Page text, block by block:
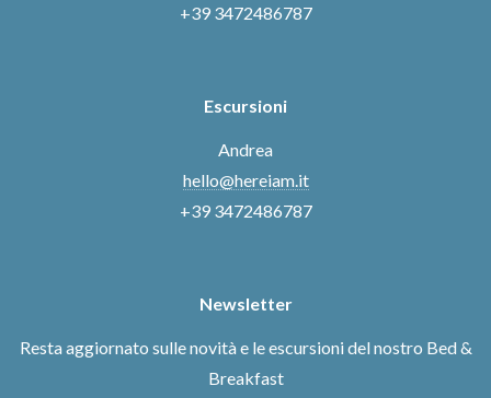
+39 3472486787
Escursioni
Andrea
hello@hereiam.it
+39 3472486787
Newsletter
Resta aggiornato sulle novità e le escursioni del nostro Bed &
Breakfast